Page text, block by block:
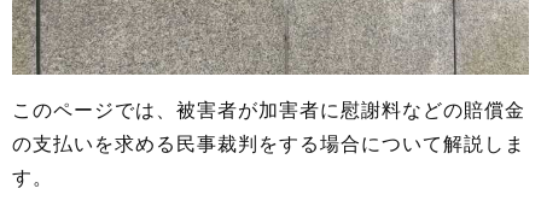
このページでは、被害者が加害者に慰謝料などの賠償金
の支払いを求める民事裁判をする場合について解説しま
す。